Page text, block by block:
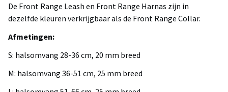
De Front Range Leash en Front Range Harnas zijn in
dezelfde kleuren verkrijgbaar als de Front Range Collar.
Afmetingen:
S: halsomvang 28-36 cm, 20 mm breed
M: halsomvang 36-51 cm, 25 mm breed